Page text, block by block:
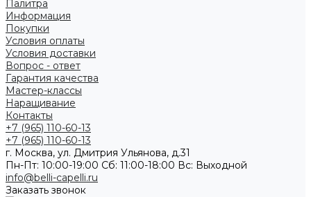
Палитра
Информация
Покупки
Условия оплаты
Условия доставки
Вопрос - ответ
Гарантия качества
Мастер-классы
Наращивание
Контакты
+7 (965) 110-60-13
+7 (965) 110-60-13
г. Москва, ул. Дмитрия Ульянова, д.31
Пн-Пт: 10:00-19:00 Cб: 11:00-18:00 Вс: Выходной
info@belli-capelli.ru
Заказать звонок